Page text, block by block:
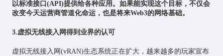
以标准接口(API)提供给各种应用。如果能实现这个目标，不仅会
改变今天运营商管道化命运，也是将来Web3的网络基础。
3.虚拟无线接入网得到业界的认可
虚拟无线接入网(vRAN)生态系统正在扩大，越来越多的玩家宣布